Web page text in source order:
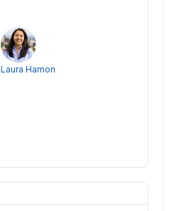
Laura Hamon